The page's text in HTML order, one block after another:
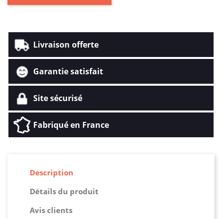
Livraison offerte
Garantie satisfait
Site sécurisé
Fabriqué en France
Description
Détails du produit
Avis clients